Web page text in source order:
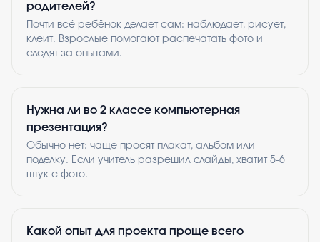
родителей?
Почти всё ребёнок делает сам: наблюдает, рисует,
клеит. Взрослые помогают распечатать фото и
следят за опытами.
Нужна ли во 2 классе компьютерная
презентация?
Обычно нет: чаще просят плакат, альбом или
поделку. Если учитель разрешил слайды, хватит 5-6
штук с фото.
Какой опыт для проекта проще всего